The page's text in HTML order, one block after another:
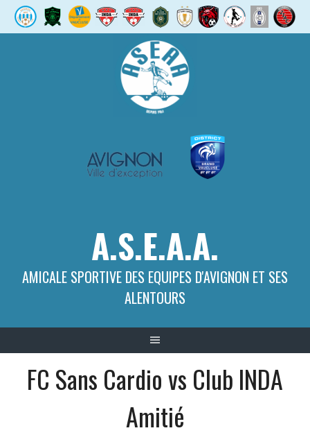
A.S.E.A.A.
AMICALE SPORTIVE DES EQUIPES D'AVIGNON ET SES
ALENTOURS
FC Sans Cardio vs Club INDA
Amitié